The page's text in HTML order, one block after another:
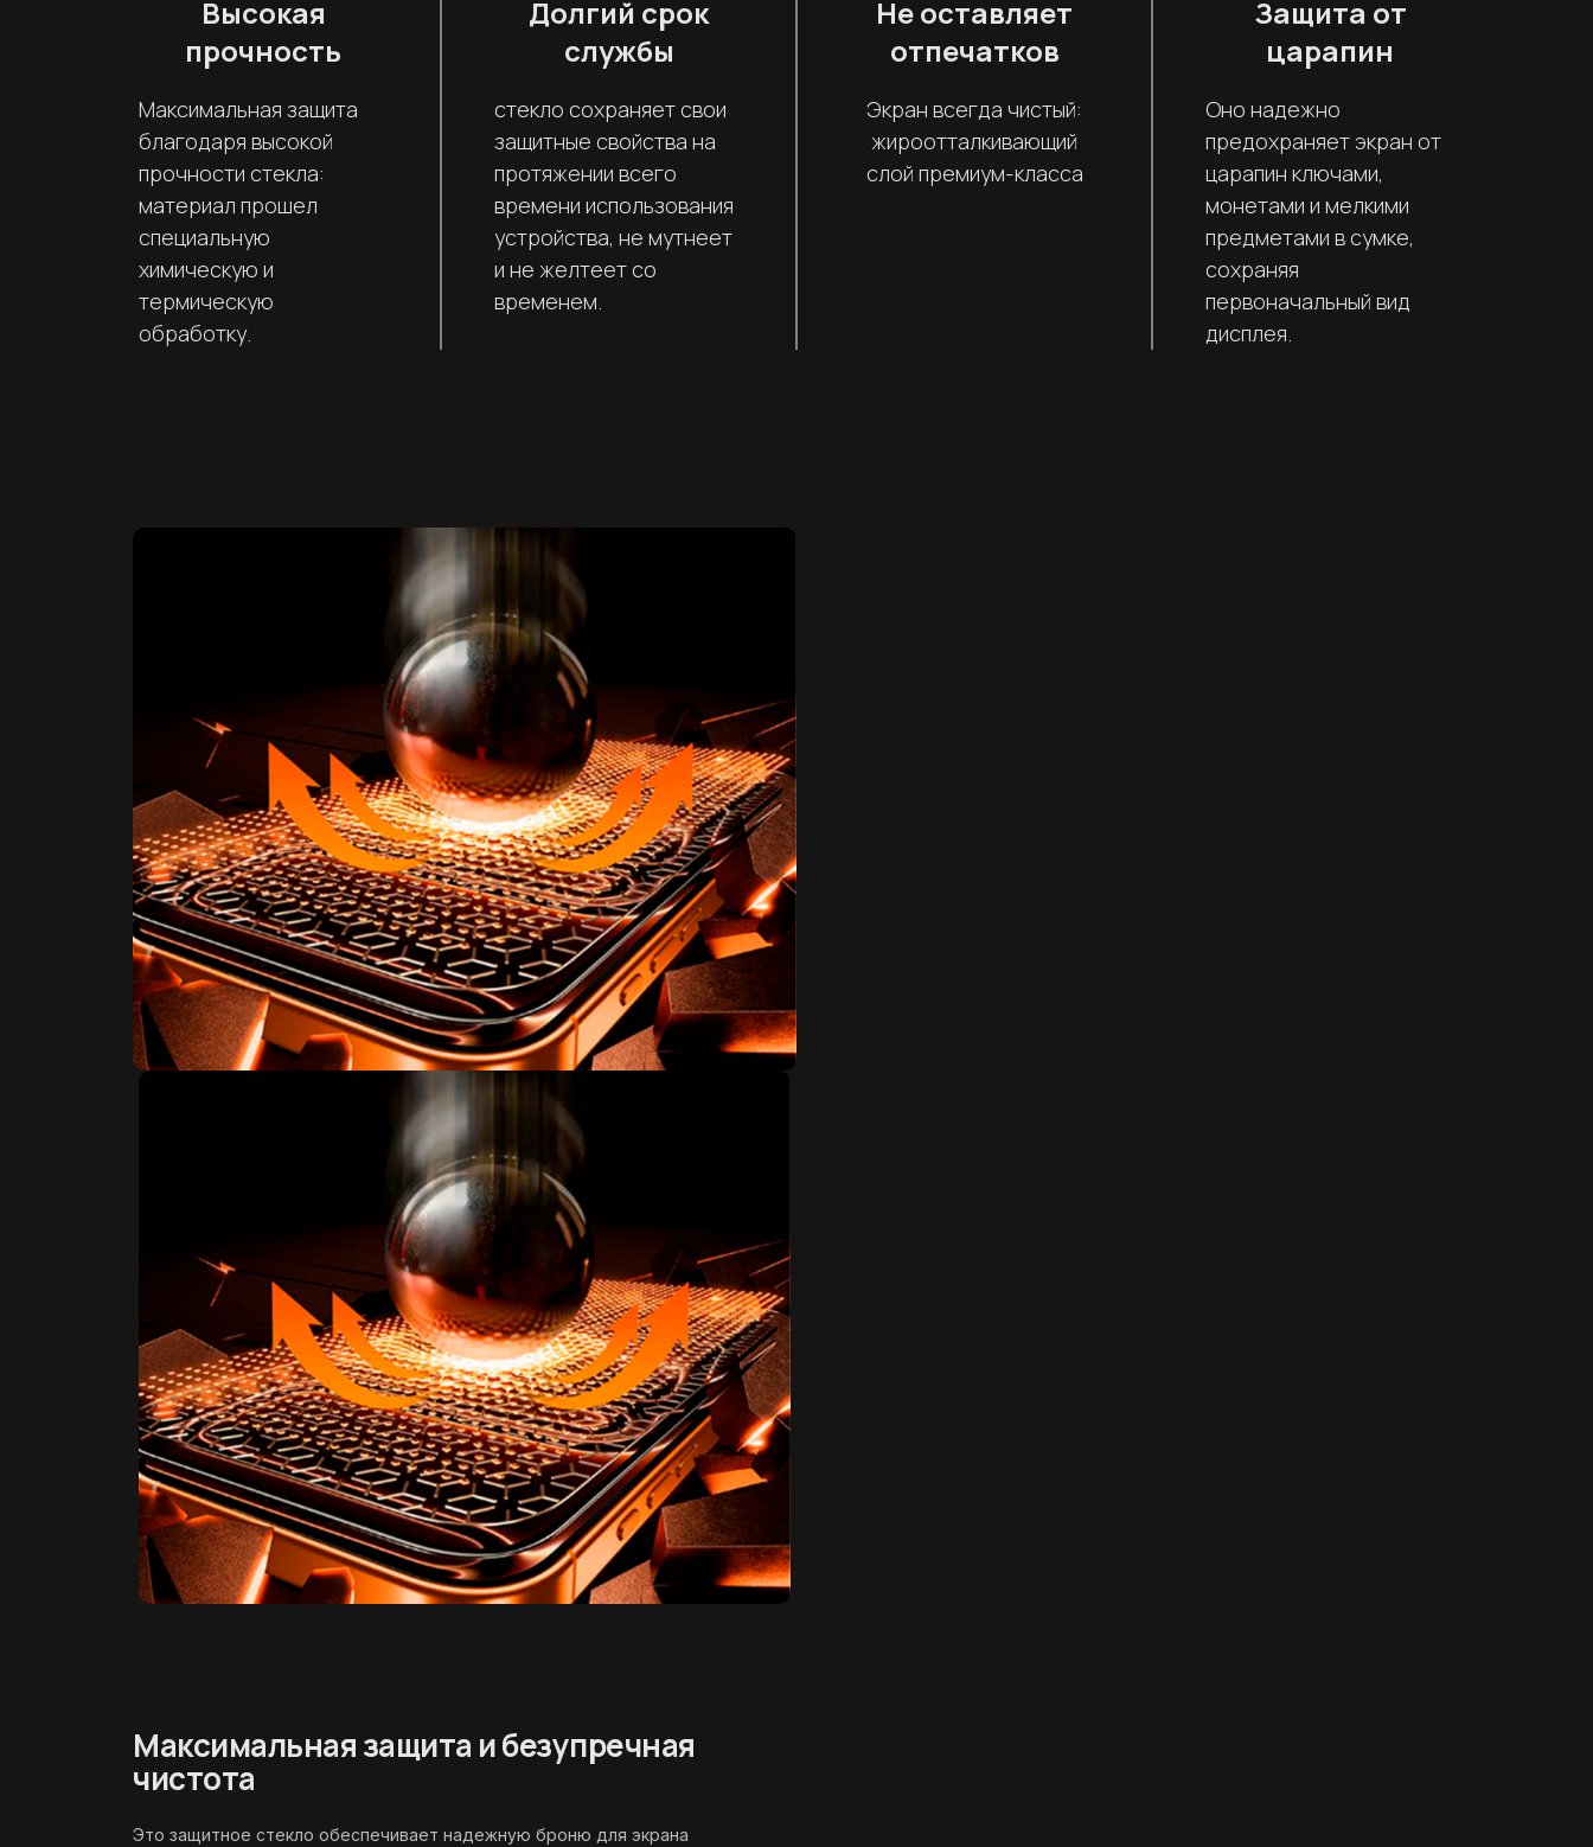
Высокая
прочность
Максимальная защита
благодаря высокой
прочности стекла:
материал прошел
специальную
химическую и
термическую
обработку.
Долгий срок
службы
стекло сохраняет свои
защитные свойства на
протяжении всего
времени использования
устройства, не мутнеет
и не желтеет со
временем.
Не оставляет
отпечатков
Экран всегда чистый:
жироотталкивающий
слой премиум-класса
Защита от
царапин
Оно надежно
предохраняет экран от
царапин ключами,
монетами и мелкими
предметами в сумке,
сохраняя
первоначальный вид
дисплея.
Максимальная защита и безупречная
чистота
Это защитное стекло обеспечивает надежную броню для экрана